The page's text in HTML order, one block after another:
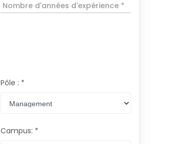
Nombre d'années d'expérience *
Pôle : *
Campus: *